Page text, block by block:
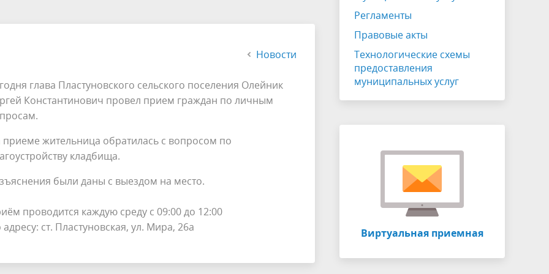
Отчет главы
Противодействие коррупции
и среднего
Правила благоустройства
Аукционы и торги
профилактике правонарушения
Информация о собраниях участников
Публичные слушания
Новости
глава Пластуновского сельского поселения Олейник
Константинович провел прием граждан по личным
приеме жительница обратилась с вопросом по
кладбища.
были даны с выездом на место.
проводится каждую среду с 09:00 до 12:00
ст. Пластуновская, ул. Мира, 26а
Регламенты
Правовые акты
Технологические схемы
предоставления
муниципальных услуг
Виртуальная приемная